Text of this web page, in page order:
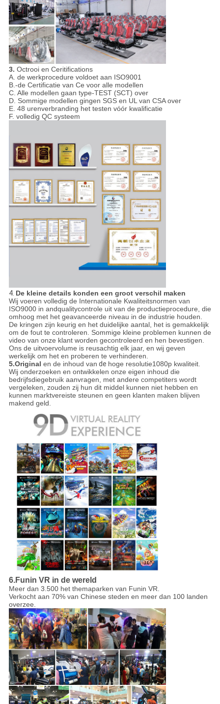
3. Octrooi en Ceritifications
A. de werkprocedure voldoet aan ISO9001
B.-de Certificatie van Ce voor alle modellen
C. Alle modellen gaan type-TEST (SCT) over
D. Sommige modellen gingen SGS en UL van CSA over
E. 48 urenverbranding het testen vóór kwalificatie
F. volledig QC systeem
4. De kleine details konden een groot verschil maken
Wij voeren volledig de Internationale Kwaliteitsnormen van
ISO9000 in andqualitycontrole uit van de productieprocedure, die
omhoog met het geavanceerde niveau in de industrie houden.
De kringen zijn keurig en het duidelijke aantal, het is gemakkelijk
om de fout te controleren. Sommige kleine problemen kunnen de
video van onze klant worden gecontroleerd en hen bevestigen.
Ons de uitvoervolume is reusachtig elk jaar, en wij geven
werkelijk om het en proberen te verhinderen.
5.Original en de inhoud van de hoge resolutie1080p kwaliteit.
Wij onderzoeken en ontwikkelen onze eigen inhoud die
bedrijfsdiegebruik aanvragen, met andere competiters wordt
vergeleken, zouden zij hun dit middel kunnen niet hebben en
kunnen marktvereiste steunen en geen klanten maken blijven
makend geld.
6.Funin VR in de wereld
Meer dan 3.500 het themaparken van Funin VR.
Verkocht aan 70% van Chinese steden en meer dan 100 landen
overzee.